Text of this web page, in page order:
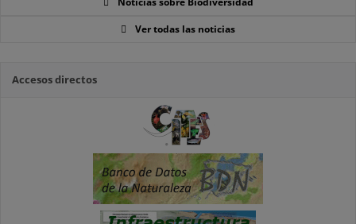
Ver todas las noticias
Accesos directos